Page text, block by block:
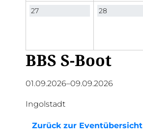
27 28
BBS S-Boot
01.09.2026–09.09.2026
Ingolstadt
Zurück zur Eventübersicht